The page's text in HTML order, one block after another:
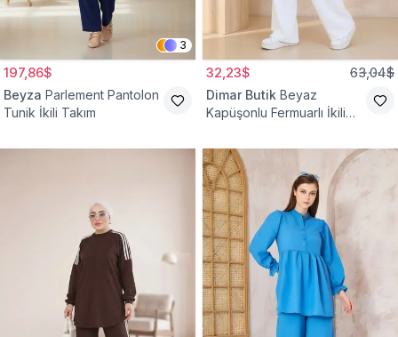
3
197,86$
Beyza Parlement Pantolon
Tunik İkili Takım
32,23$ 63,04$
Dimar Butik Beyaz
Kapüşonlu Fermuarlı İkili